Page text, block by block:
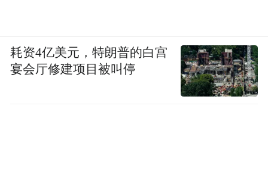
耗资4亿美元，特朗普的白宫
宴会厅修建项目被叫停